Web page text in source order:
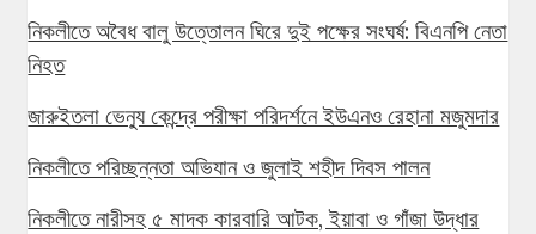
নিকলীতে অবৈধ বালু উত্তোলন ঘিরে দুই পক্ষের সংঘর্ষ: বিএনপি নেতা
নিহত
জারুইতলা ভেন্যু কেন্দ্রে পরীক্ষা পরিদর্শনে ইউএনও রেহানা মজুমদার
নিকলীতে পরিচ্ছন্নতা অভিযান ও জুলাই শহীদ দিবস পালন
নিকলীতে নারীসহ ৫ মাদক কারবারি আটক, ইয়াবা ও গাঁজা উদ্ধার